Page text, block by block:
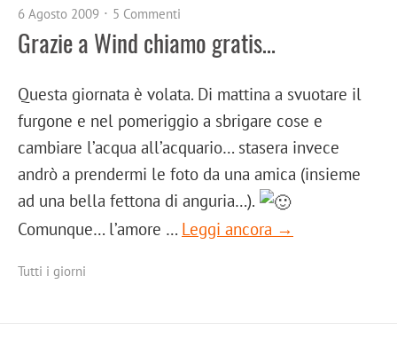
6 Agosto 2009 5 Commenti
Grazie a Wind chiamo gratis…
Questa giornata è volata. Di mattina a svuotare il
furgone e nel pomeriggio a sbrigare cose e
cambiare l’acqua all’acquario… stasera invece
andrò a prendermi le foto da una amica (insieme
ad una bella fettona di anguria…).
Comunque… l’amore … Leggi ancora →
Tutti i giorni